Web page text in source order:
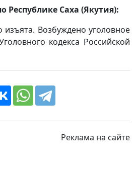
Республике Саха (Якутия):
Возбуждено уголовное
кодекса Российской
Реклама на сайте